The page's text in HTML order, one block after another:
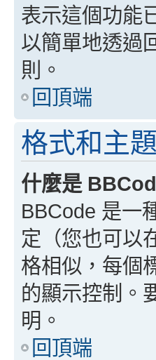
表示這個功能
以簡單地透過
則。
回頂端
格式和主
什麼是
BBCode 是一
定（您也可以
格相似，每個
的顯示控制。
明。
回頂端